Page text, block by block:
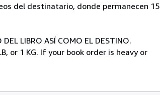
del destinatario, donde permanecen 15
DEL LIBRO ASÍ COMO EL DESTINO.
or 1 KG. If your book order is heavy or